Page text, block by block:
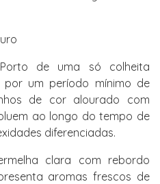
de uma só colheita
por um período mínimo de
de cor alourado com
ao longo do tempo de
diferenciadas.
clara com rebordo
aromas frescos de